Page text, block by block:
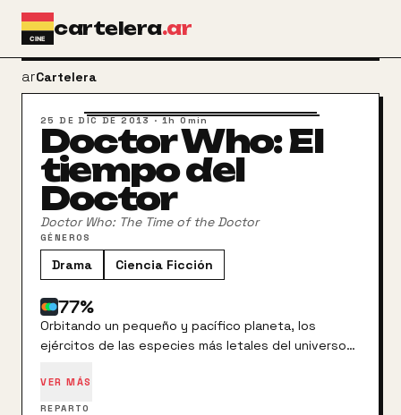
Ir al contenido principal
cartelera.ar
arrow_back
Cartelera
25 DE DIC DE 2013·1h 0min
Doctor Who: El
tiempo del
Doctor
Doctor Who: The Time of the Doctor
GÉNEROS
Drama Ciencia Ficción
77%
Orbitando un pequeño y pacífico planeta, los
ejércitos de las especies más letales del universo
se repite por las estrellas. Y entre ellos, está el
Doctor. Rescatando a Clara de una cena navideña
VER MÁS
REPARTO